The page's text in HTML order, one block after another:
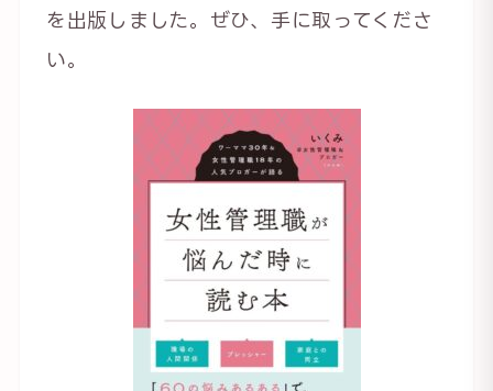
を出版しました。ぜひ、手に取ってくださ
い。